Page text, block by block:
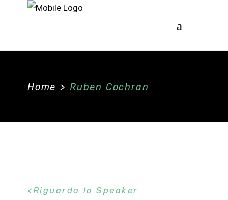
Home > Ruben Cochran
Riguardo lo Speaker